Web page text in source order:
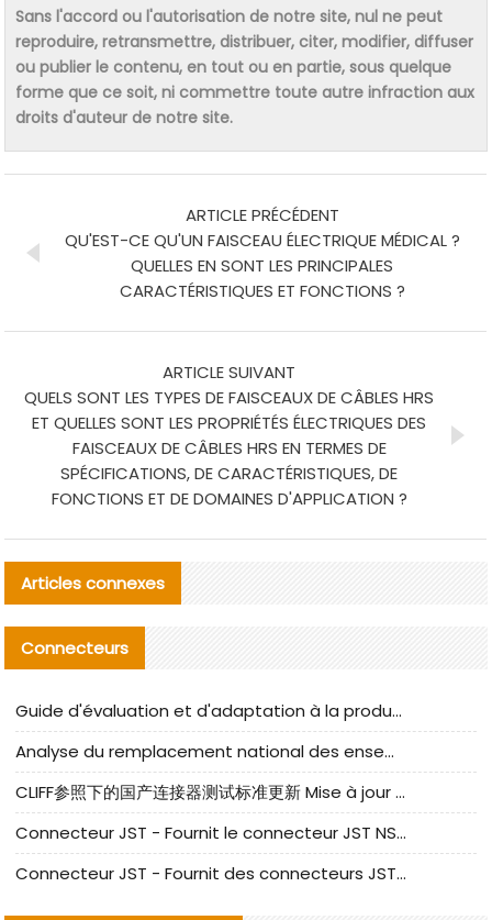
Sans l'accord ou l'autorisation de notre site, nul ne peut
reproduire, retransmettre, distribuer, citer, modifier, diffuser
ou publier le contenu, en tout ou en partie, sous quelque
forme que ce soit, ni commettre toute autre infraction aux
droits d'auteur de notre site.
ARTICLE PRÉCÉDENT
QU'EST-CE QU'UN FAISCEAU ÉLECTRIQUE MÉDICAL ?
QUELLES EN SONT LES PRINCIPALES
CARACTÉRISTIQUES ET FONCTIONS ?
ARTICLE SUIVANT
QUELS SONT LES TYPES DE FAISCEAUX DE CÂBLES HRS
ET QUELLES SONT LES PROPRIÉTÉS ÉLECTRIQUES DES
FAISCEAUX DE CÂBLES HRS EN TERMES DE
SPÉCIFICATIONS, DE CARACTÉRISTIQUES, DE
FONCTIONS ET DE DOMAINES D'APPLICATION ?
Articles connexes
Connecteurs
Guide d'évaluation et d'adaptation à la production des composants de câbles nationaux CNC Tech
Analyse du remplacement national des ensembles de câbles à fréquence élevée I-PEX
CLIFF参照下的国产连接器测试标准更新 Mise à jour des normes de test des connecteurs nationaux sous la référence CLIFF
Connecteur JST - Fournit le connecteur JST NSHR-02V-S original | Équivalent
Connecteur JST - Fournit des connecteurs JST GHR-09V-S authentiques et des produits de remplacement|